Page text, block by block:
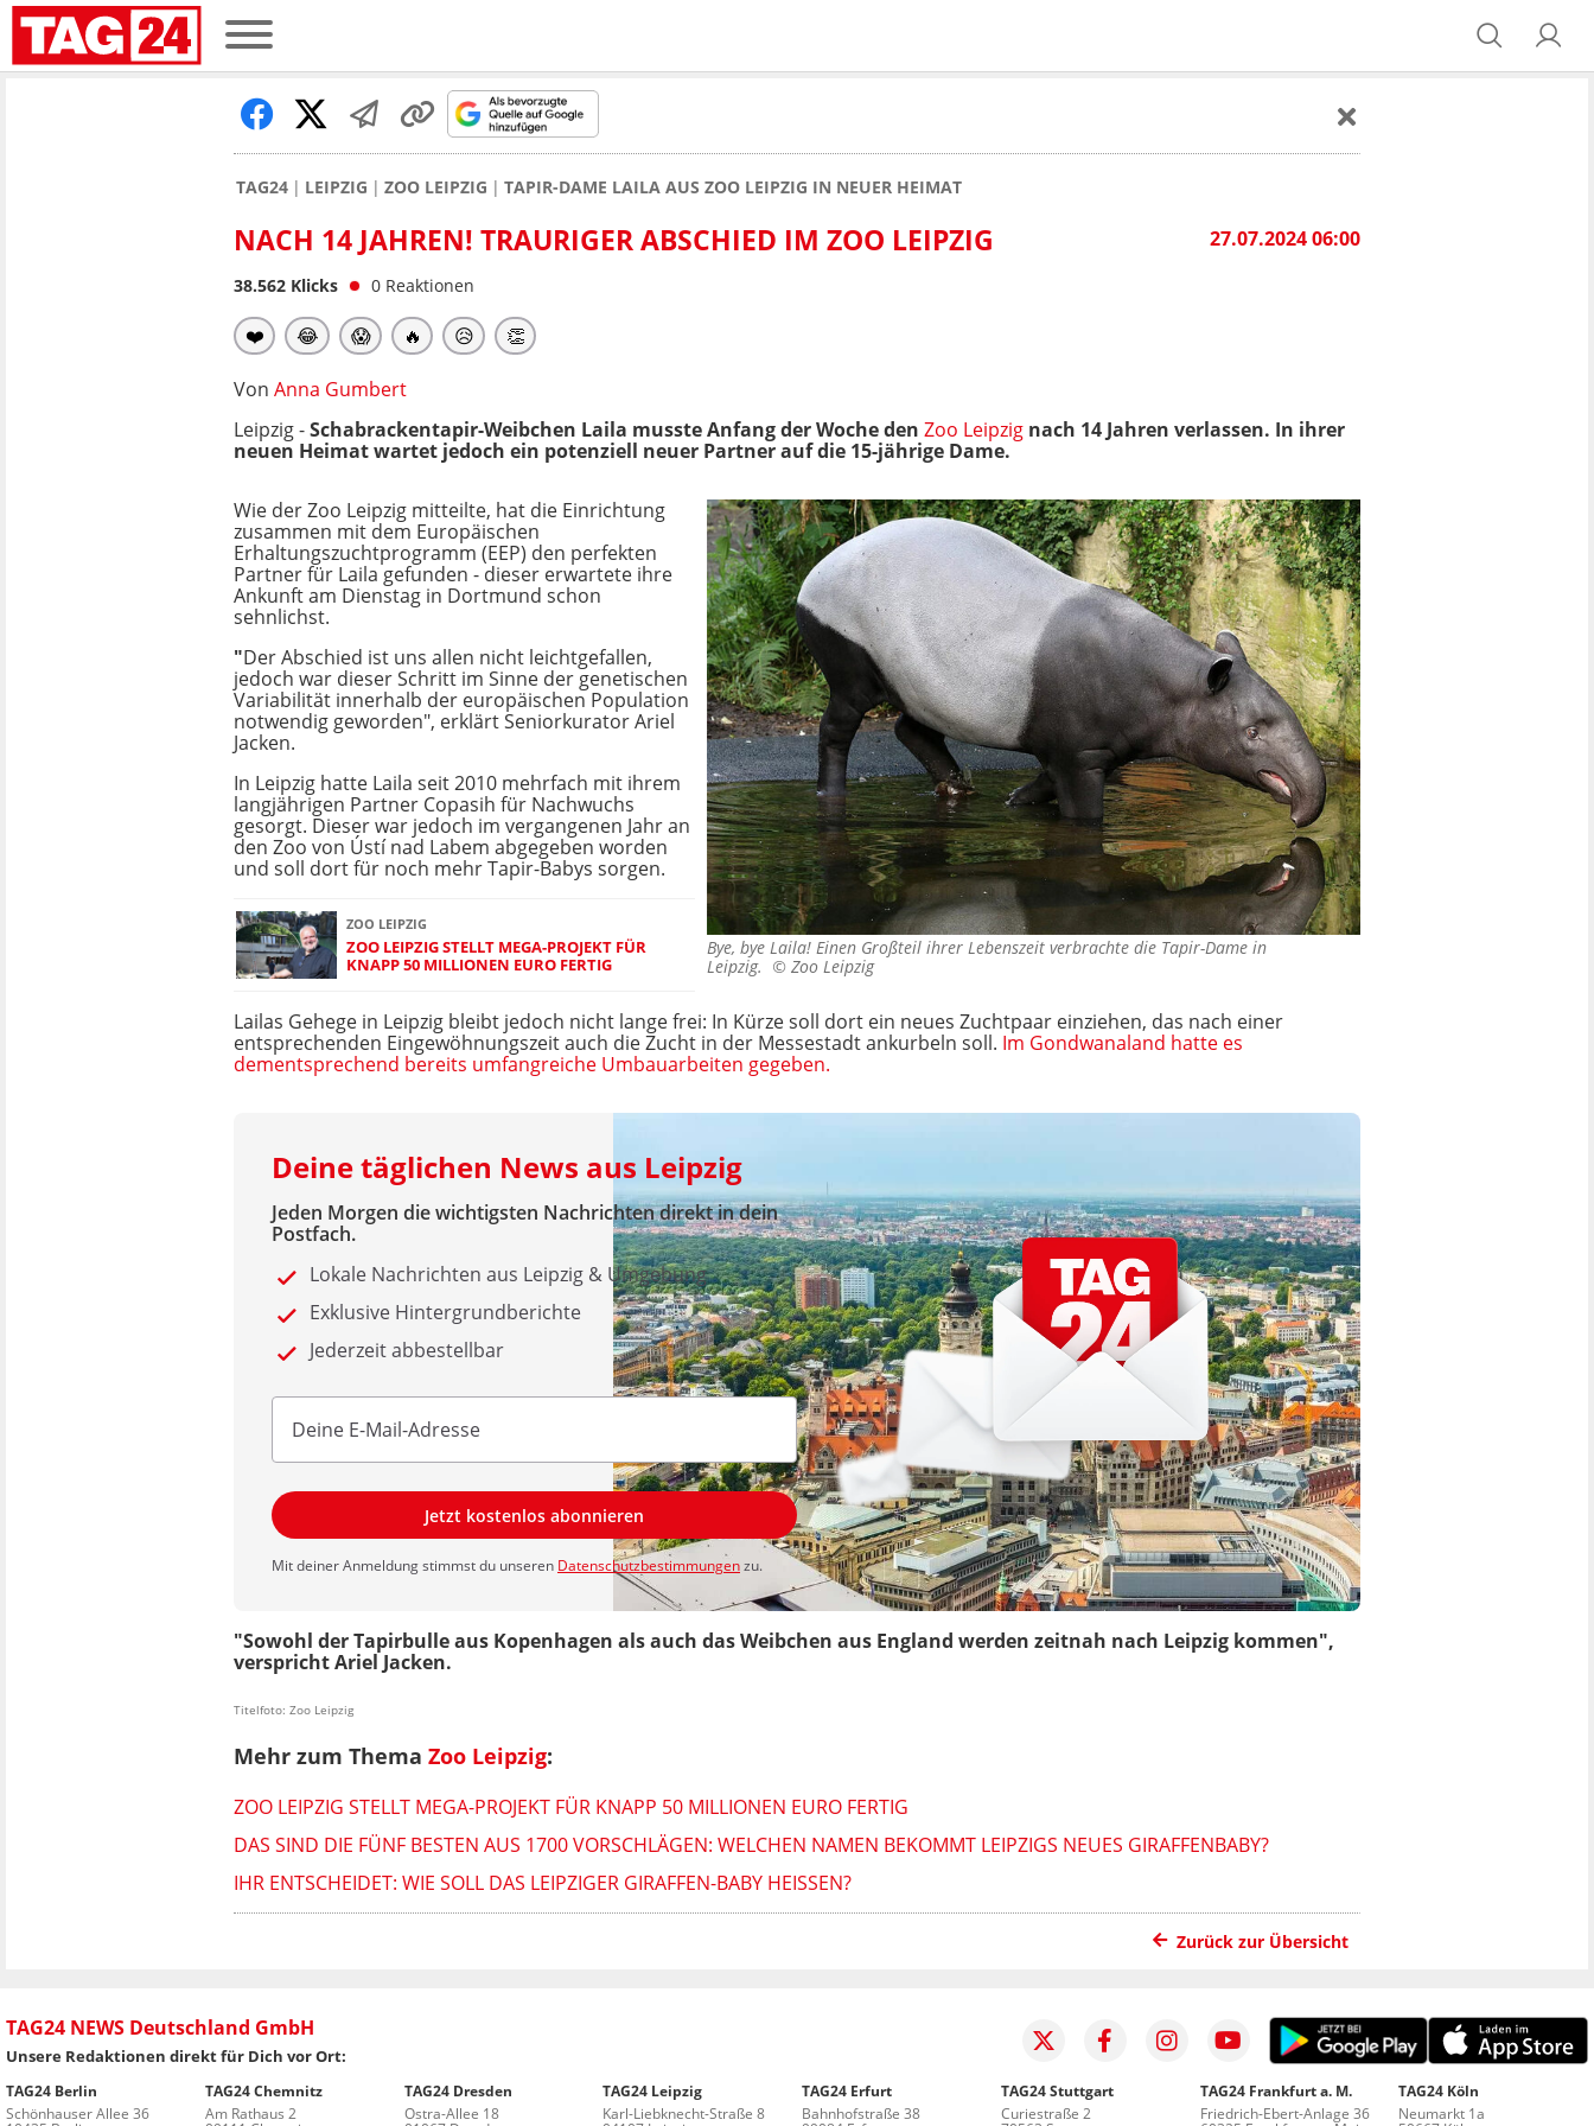
TAG24 LEIPZIG ZOO LEIPZIG TAPIR-DAME LAILA AUS ZOO LEIPZIG IN NEUER HEIMAT
27.07.2024 06:00
NACH 14 JAHREN! TRAURIGER ABSCHIED IM ZOO LEIPZIG
38.562 Klicks 0 Reaktionen
❤️ 😂 😱 🔥 😥 👏
Von Anna Gumbert
Leipzig -Schabrackentapir-Weibchen Laila musste Anfang der Woche den Zoo Leipzig nach 14 Jahren verlassen. In ihrer
neuen Heimat wartet jedoch ein potenziell neuer Partner auf die 15-jährige Dame.
Bye, bye Laila! Einen Großteil ihrer Lebenszeit verbrachte die Tapir-Dame in
Leipzig. © Zoo Leipzig
Wie der Zoo Leipzig mitteilte, hat die Einrichtung
zusammen mit dem Europäischen
Erhaltungszuchtprogramm (EEP) den perfekten
Partner für Laila gefunden - dieser erwartete ihre
Ankunft am Dienstag in Dortmund schon
sehnlichst.
"Der Abschied ist uns allen nicht leichtgefallen,
jedoch war dieser Schritt im Sinne der genetischen
Variabilität innerhalb der europäischen Population
notwendig geworden", erklärt Seniorkurator Ariel
Jacken.
In Leipzig hatte Laila seit 2010 mehrfach mit ihrem
langjährigen Partner Copasih für Nachwuchs
gesorgt. Dieser war jedoch im vergangenen Jahr an
den Zoo von Ústí nad Labem abgegeben worden
und soll dort für noch mehr Tapir-Babys sorgen.
ZOO LEIPZIG
ZOO LEIPZIG STELLT MEGA-PROJEKT FÜR
KNAPP 50 MILLIONEN EURO FERTIG
Lailas Gehege in Leipzig bleibt jedoch nicht lange frei: In Kürze soll dort ein neues Zuchtpaar einziehen, das nach einer
entsprechenden Eingewöhnungszeit auch die Zucht in der Messestadt ankurbeln soll. Im Gondwanaland hatte es
dementsprechend bereits umfangreiche Umbauarbeiten gegeben.
Deine täglichen News aus Leipzig
Jeden Morgen die wichtigsten Nachrichten direkt in dein
Postfach.
Lokale Nachrichten aus Leipzig & Umgebung
Exklusive Hintergrundberichte
Jederzeit abbestellbar
Jetzt kostenlos abonnieren
Mit deiner Anmeldung stimmst du unseren Datenschutzbestimmungenzu.
"Sowohl der Tapirbulle aus Kopenhagen als auch das Weibchen aus England werden zeitnah nach Leipzig kommen",
verspricht Ariel Jacken.
Titelfoto: Zoo Leipzig
Mehr zum Thema Zoo Leipzig:
ZOO LEIPZIG STELLT MEGA-PROJEKT FÜR KNAPP 50 MILLIONEN EURO FERTIG
DAS SIND DIE FÜNF BESTEN AUS 1700 VORSCHLÄGEN: WELCHEN NAMEN BEKOMMT LEIPZIGS NEUES GIRAFFENBABY?
IHR ENTSCHEIDET: WIE SOLL DAS LEIPZIGER GIRAFFEN-BABY HEISSEN?
Zurück zur Übersicht
TAG24 NEWS Deutschland GmbH
Unsere Redaktionen direkt für Dich vor Ort:
TAG24 Berlin
Schönhauser Allee 36
TAG24 Chemnitz
Am Rathaus 2
TAG24 Dresden
Ostra-Allee 18
TAG24 Leipzig
Karl-Liebknecht-Straße 8
TAG24 Erfurt
Bahnhofstraße 38
TAG24 Stuttgart
Curiestraße 2
TAG24 Frankfurt a. M.
Friedrich-Ebert-Anlage 36
TAG24 Köln
Neumarkt 1a